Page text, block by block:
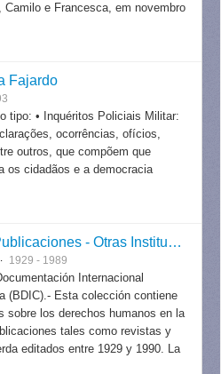
Camilo e Francesca, em novembro
Fajardo
tipo: • Inquéritos Policiais Militar:
ocorrências, ofícios,
outros, que compõem que
os cidadãos e a democracia
Acervo de Publicaciones - Otras Instituciones
1929 - 1989
Internacional
(BDIC).- Esta colección contiene
sobre los derechos humanos en la
tales como revistas y
editados entre 1929 y 1990. La